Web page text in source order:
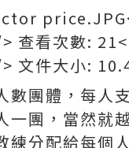
數團體，每人
一團，當然就
練分配給每個